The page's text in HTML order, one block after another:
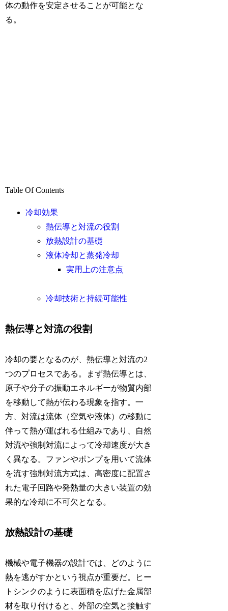
体の動作を安定させることが可能とな
る。
Table Of Contents
冷却効果
熱伝導と対流の役割
放熱設計の基礎
液体冷却と蒸発冷却
実用上の注意点
冷却技術と持続可能性
熱伝導と対流の役割
冷却の要となるのが、熱伝導と対流の2
つのプロセスである。まず熱伝導とは、
原子や分子の振動エネルギーが物質内部
を移動して熱が伝わる現象を指す。一
方、対流は流体（空気や液体）の移動に
伴って熱が運ばれる仕組みであり、自然
対流や強制対流によって冷却速度が大き
く異なる。ファンやポンプを用いて流体
を流す強制対流方式は、高密度に配置さ
れた電子回路や発熱量の大きい装置の効
果的な冷却に不可欠となる。
放熱設計の基礎
機械や電子機器の設計では、どのように
熱を逃がすかという視点が重要だ。ヒー
トシンクのように表面積を広げた金属部
材を取り付けると、外部の空気と接触す